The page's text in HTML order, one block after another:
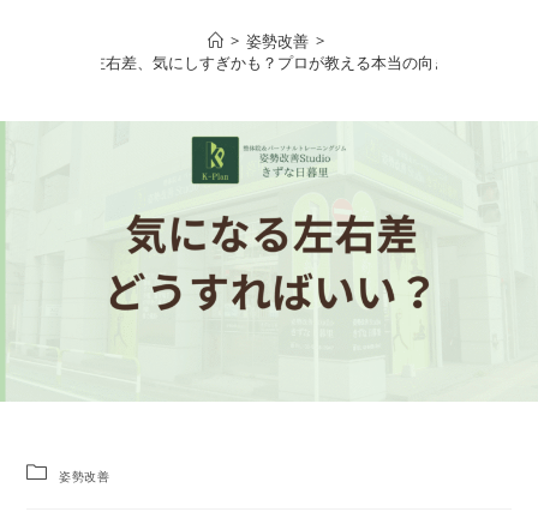
> 姿勢改善 >
身体の左右差、気にしすぎかも？プロが教える本当の向き合い方
姿勢改善